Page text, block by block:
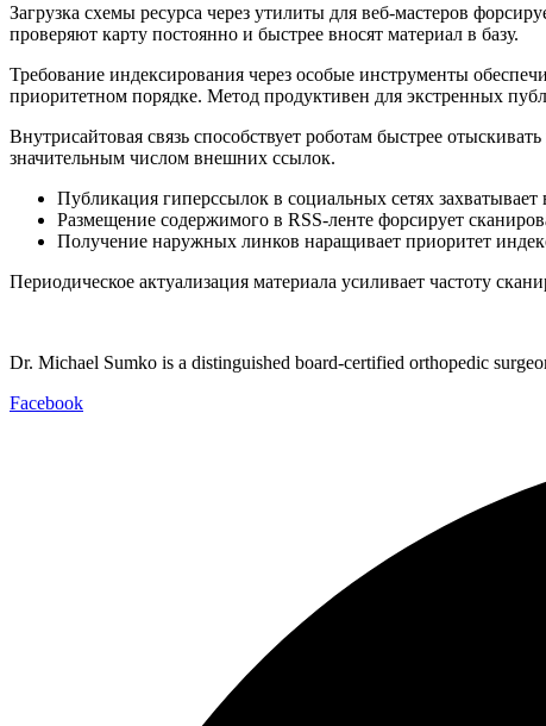
Загрузка схемы ресурса через утилиты для веб-мастеров
проверяют карту постоянно и быстрее вносят материал в базу.
Требование индексирования через особые инструменты
приоритетном порядке. Метод продуктивен для экстренных
Внутрисайтовая связь способствует роботам быстрее
значительным числом внешних ссылок.
Публикация гиперссылок в социальных сетях
Размещение содержимого в RSS-ленте форсирует
Получение наружных линков наращивает приоритет
Периодическое актуализация материала усиливает частоту
Dr. Michael Sumko is a distinguished board-certified orthopedic
Facebook